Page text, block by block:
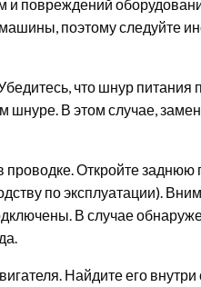
и повреждений
поэтому следуйте
что шнур питания
шнуре. В этом случае,
Откройте заднюю
по эксплуатации).
В случае
Найдите его